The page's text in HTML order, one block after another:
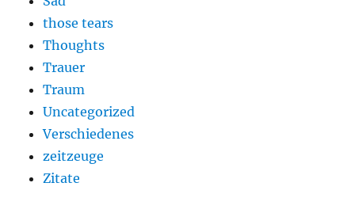
those tears
Thoughts
Trauer
Traum
Uncategorized
Verschiedenes
zeitzeuge
Zitate